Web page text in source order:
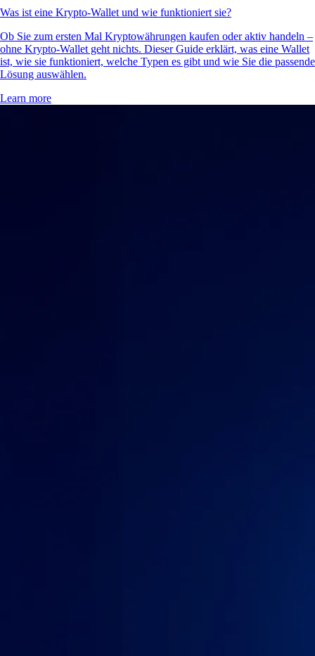
Was ist eine Krypto-Wallet und wie funktioniert sie?
Ob Sie zum ersten Mal Kryptowährungen kaufen oder aktiv handeln –
ohne Krypto-Wallet geht nichts. Dieser Guide erklärt, was eine Wallet
ist, wie sie funktioniert, welche Typen es gibt und wie Sie die passende
Lösung auswählen.
Learn more